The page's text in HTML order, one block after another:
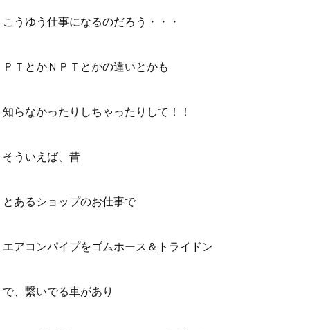
こうゆう仕事になるのだろう・・・
ＰＴとかＮＰＴとかの違いとかも
知らなかったりしちゃったりして！！
そういえば、昔
とあるショップのお仕事で
エアコンパイプをゴムホース＆トライドン
で、繋いでる車があり